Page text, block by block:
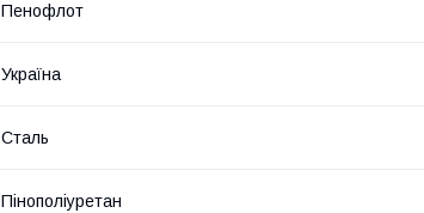
Пенофлот
Україна
Сталь
Пінополіуретан